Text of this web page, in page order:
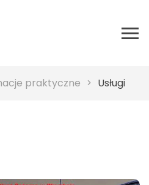
praktyczne Usługi